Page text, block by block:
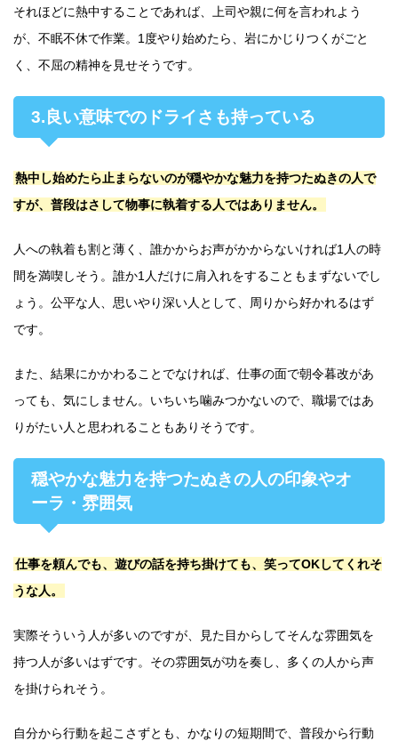
それほどに熱中することであれば、上司や親に何を言われよう
が、不眠不休で作業。1度やり始めたら、岩にかじりつくがごと
く、不屈の精神を見せそうです。
3.良い意味でのドライさも持っている
熱中し始めたら止まらないのが穏やかな魅力を持つたぬきの人で
すが、普段はさして物事に執着する人ではありません。
人への執着も割と薄く、誰かからお声がかからないければ1人の時
間を満喫しそう。誰か1人だけに肩入れをすることもまずないでし
ょう。公平な人、思いやり深い人として、周りから好かれるはず
です。
また、結果にかかわることでなければ、仕事の面で朝令暮改があ
っても、気にしません。いちいち噛みつかないので、職場ではあ
りがたい人と思われることもありそうです。
穏やかな魅力を持つたぬきの人の印象やオ
ーラ・雰囲気
仕事を頼んでも、遊びの話を持ち掛けても、笑ってOKしてくれそ
うな人。
実際そういう人が多いのですが、見た目からしてそんな雰囲気を
持つ人が多いはずです。その雰囲気が功を奏し、多くの人から声
を掛けられそう。
自分から行動を起こさずとも、かなりの短期間で、普段から行動